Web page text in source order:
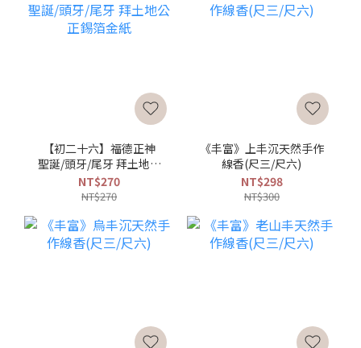
【初二十六】福德正神
聖誕/頭牙/尾牙 拜土地公
正錫箔金紙
NT$270
NT$270
《丰富》上丰沉天然手作
線香(尺三/尺六)
NT$298
NT$300